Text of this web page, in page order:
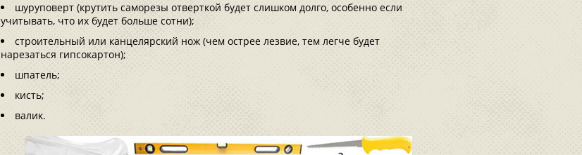
шуруповерт (крутить саморезы отверткой будет слишком долго, особенно если
учитывать, что их будет больше сотни);
строительный или канцелярский нож (чем острее лезвие, тем легче будет
нарезаться гипсокартон);
шпатель;
кисть;
валик.